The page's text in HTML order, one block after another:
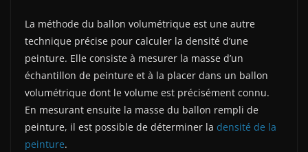
La méthode du ballon volumétrique est une autre
technique précise pour calculer la densité d’une
peinture. Elle consiste à mesurer la masse d’un
échantillon de peinture et à la placer dans un ballon
volumétrique dont le volume est précisément connu.
En mesurant ensuite la masse du ballon rempli de
peinture, il est possible de déterminer la densité de la
peinture.